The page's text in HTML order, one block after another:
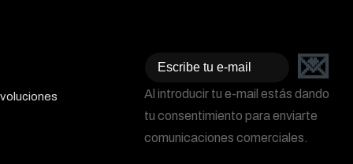
💌
Al introducir tu e-mail estás dando
tu consentimiento para enviarte
comunicaciones comerciales.